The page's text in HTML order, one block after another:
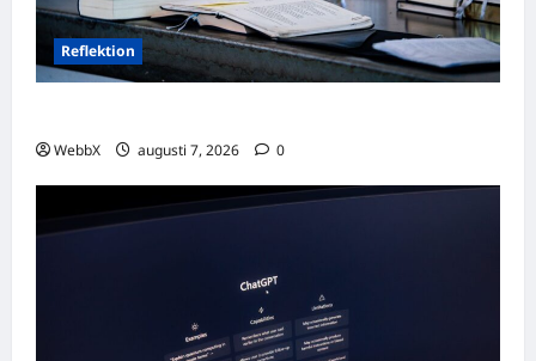
Reflektion
WebbX augusti 7, 2026 0